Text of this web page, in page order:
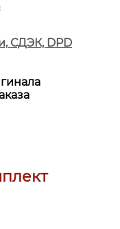
СДЭК, DPD